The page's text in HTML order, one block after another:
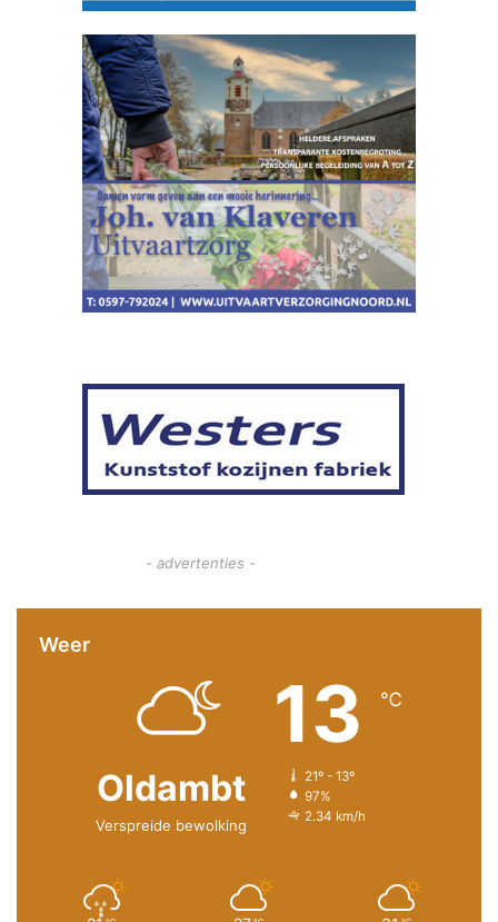
- advertenties -
Weer
Oldambt
Verspreide bewolking
13 ℃
21º - 13º
97%
2.34 km/h